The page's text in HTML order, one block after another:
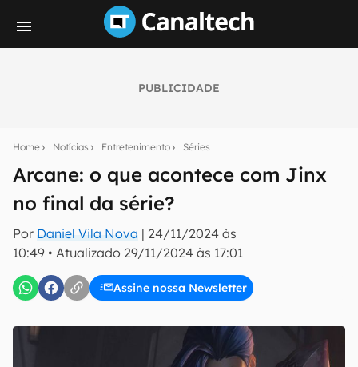
PUBLICIDADE
Home Notícias Entretenimento Séries
Arcane: o que acontece com Jinx
no final da série?
Por Daniel Vila Nova | 24/11/2024 às
10:49 • Atualizado 29/11/2024 às 17:01
Assine nossa Newsletter
notícias e reviews sobre tecnologia em primeira
E-mail
Uso e Política de Privacidade do Canaltech.